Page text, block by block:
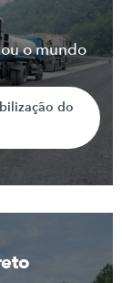
o mundo
do